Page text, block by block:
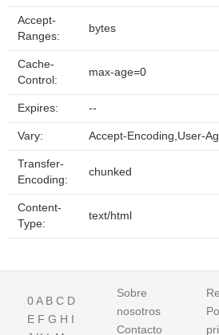
Accept-
Ranges:
bytes
Cache-
Control:
max-age=0
Expires: --
Vary: Accept-Encoding,User-
Transfer-
Encoding:
chunked
Content-
Type:
text/html
0A B C D
E F G H I
Sobre
nosotros
Contacto